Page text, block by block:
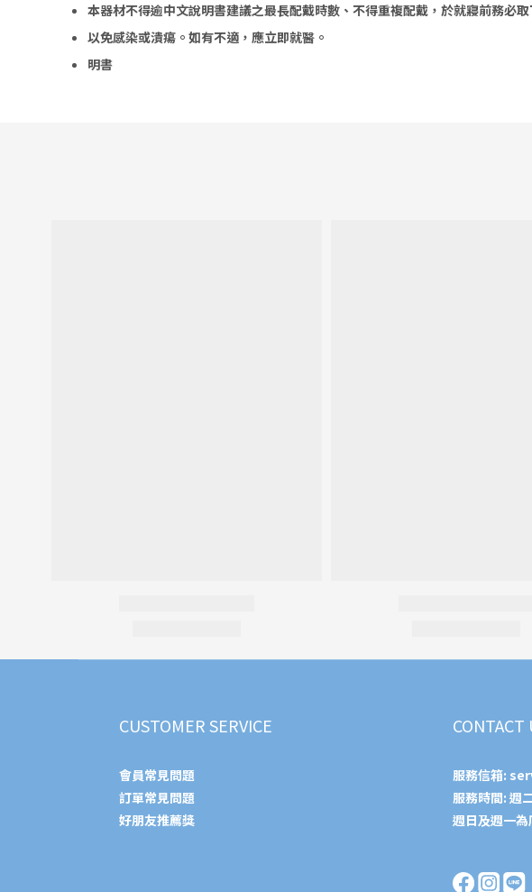
本器材不得逾中文說明書建議之最長配戴時數、不得重複配戴，於就寢前務必取
以免感染或潰瘍。 如有不適，應立即就醫。
明書
CUSTOMER SERVICE
會員常見問題
訂單常見問題
好朋友推薦獎
CONTACT
服務信箱:
服務時間: 週
週日及週一為